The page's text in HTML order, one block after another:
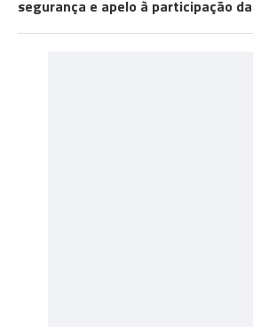
segurança e apelo à participação